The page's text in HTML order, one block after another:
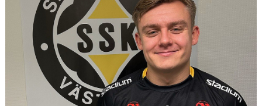
BÖRJA I SKILJEBO SK
BOKNING KLUBBHUSET
VÅRA AVGIFTER
VÅR HISTORIA